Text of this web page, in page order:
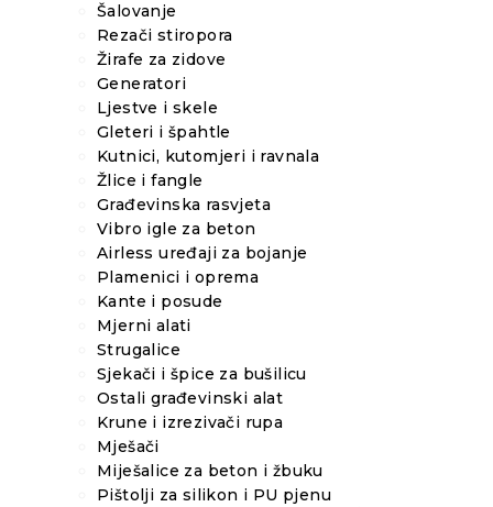
Šalovanje
Rezači stiropora
Žirafe za zidove
Generatori
Ljestve i skele
Gleteri i špahtle
Kutnici, kutomjeri i ravnala
Žlice i fangle
Građevinska rasvjeta
Vibro igle za beton
Airless uređaji za bojanje
Plamenici i oprema
Kante i posude
Mjerni alati
Strugalice
Sjekači i špice za bušilicu
Ostali građevinski alat
Krune i izrezivači rupa
Mješači
Miješalice za beton i žbuku
Pištolji za silikon i PU pjenu